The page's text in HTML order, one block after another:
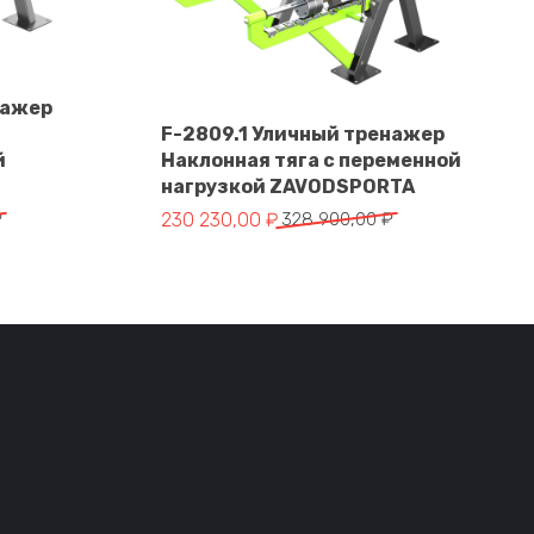
364 550,00 ₽.
В корзину
F-2809.1 Уличный тренажер
Наклонная тяга с переменной
нагрузкой ZAVODSPORTA
328 900,00₽
Первоначальная цена составляла 328
230 230,00 ₽
Текущая цена: 230 230,00 ₽.